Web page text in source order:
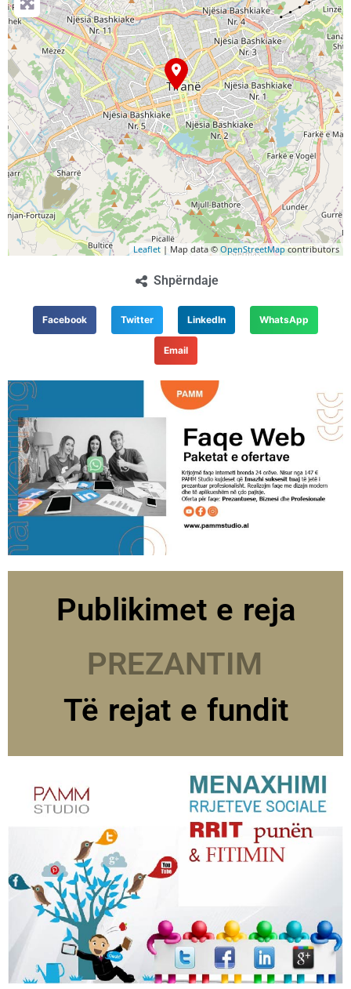
Leaflet | Map data © OpenStreetMapcontributors
Shpërndaje
Facebook Twitter LinkedIn WhatsApp
Email
Publikimet e reja
PREZANTIME
Të rejat e fundit